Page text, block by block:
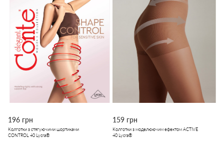
196 грн
Колготки з стягуючими шортиками
CONTROL 40 Lycra®
159 грн
Колготки з моделюючим ефектом ACTIVE
40 Lycra®